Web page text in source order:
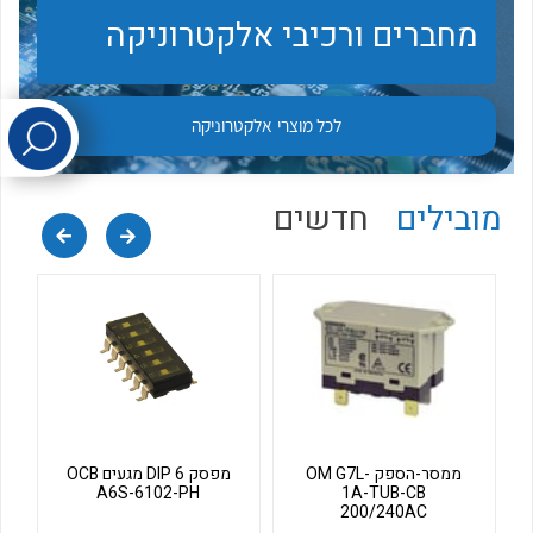
לכל מוצרי היצרן
מחברים ורכיבי אלקטרוניקה
לכל מוצרי אלקטרוניקה
מובילים חדשים
ממסר-הספק OM G7L-
1A-TUB-CB
200/240AC
מפסק DIP 6 מגעים OCB
A6S-6102-PH